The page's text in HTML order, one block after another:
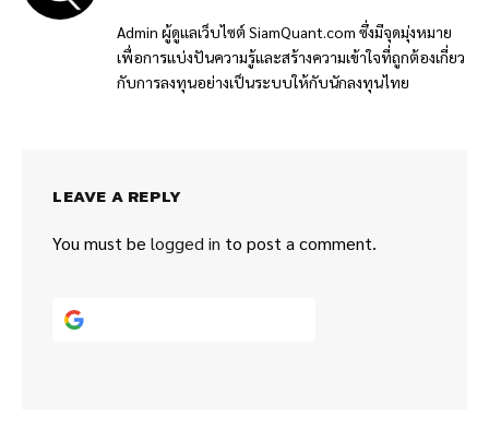
Admin ผู้ดูแลเว็บไซต์ SiamQuant.com ซึ่งมีจุดมุ่งหมาย
เพื่อการแบ่งปันความรู้และสร้างความเข้าใจที่ถูกต้องเกี่ยว
กับการลงทุนอย่างเป็นระบบให้กับนักลงทุนไทย
LEAVE A REPLY
You must be logged in to post a comment.